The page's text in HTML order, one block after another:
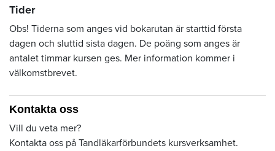
Tider
Obs! Tiderna som anges vid bokarutan är starttid första
dagen och sluttid sista dagen. De poäng som anges är
antalet timmar kursen ges. Mer information kommer i
välkomstbrevet.
Kontakta oss
Vill du veta mer?
Kontakta oss på Tandläkarförbundets kursverksamhet.